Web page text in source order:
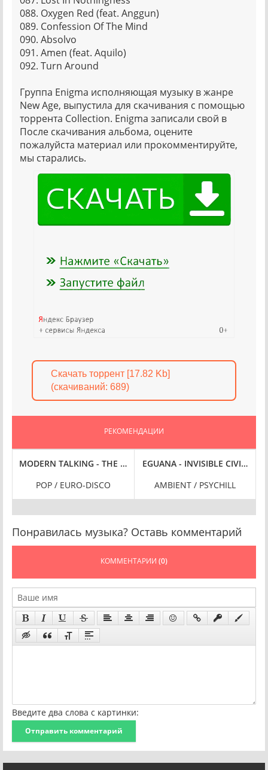
088. Oxygen Red (feat. Anggun)
089. Confession Of The Mind
090. Absolvo
091. Amen (feat. Aquilo)
092. Turn Around
Группа Enigma исполняющая музыку в жанре
New Age, выпустила для скачивания с помощью
торрента Collection. Enigma записали свой в
После скачивания альбома, оцените
пожалуйста материал или прокомментируйте,
мы старались.
Скачать торрент [17.82 Kb]
(cкачиваний: 689)
РЕКОМЕНДАЦИИ
1] (2024) FLAC
MODERN TALKING - THE ULTIMATE BEST OF [REMASTERED,
POP / EURO-DISCO
EGUANA - INVISIBLE
AMBIENT / PSYCHILL
Понравилась музыка? Оставь комментарий
КОММЕНТАРИИ (0)
Введите два слова с картинки:
Отправить комментарий